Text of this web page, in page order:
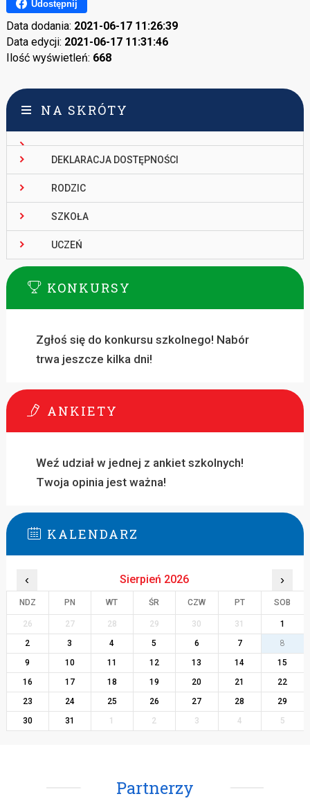
Udostępnij
Data dodania: 2021-06-17 11:26:39
Data edycji: 2021-06-17 11:31:46
Ilość wyświetleń: 668
NA SKRÓTY
DEKLARACJA DOSTĘPNOŚCI
RODZIC
SZKOŁA
UCZEŃ
KONKURSY
Zgłoś się do konkursu szkolnego! Nabór
trwa jeszcze kilka dni!
ANKIETY
Weź udział w jednej z ankiet szkolnych!
Twoja opinia jest ważna!
KALENDARZ
‹ Sierpień 2026 ›
NDZ PN WT ŚR CZW PT SOB
26 27 28 29 30 31
1
2
3 4 5 6 7
8
9
10 11 12 13 14
15
16
17 18 19 20 21
22
23
24 25 26 27 28
29
30
31 1 2 3 4 5
Partnerzy